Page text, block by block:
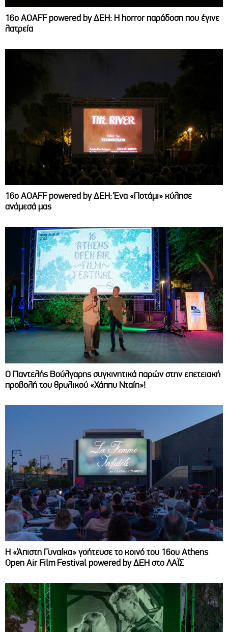
16ο AOAFF powered by ΔΕΗ: Η horror παράδοση που έγινε
λατρεία
16ο AOAFF powered by ΔΕΗ: Ένα «Ποτάμι» κύλησε
ανάμεσά μας
Ο Παντελής Βούλγαρης συγκινητικά παρών στην επετειακή
προβολή του θρυλικού «Χάππυ Νταίη»!
Η «Άπιστη Γυναίκα» γοήτευσε το κοινό του 16ου Athens
Open Air Film Festival powered by ΔΕΗ στο ΛΑΪΣ